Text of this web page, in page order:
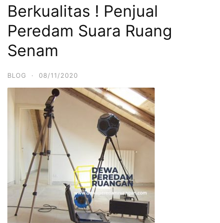
Berkualitas ! Penjual
Peredam Suara Ruang
Senam
BLOG · 08/11/2020